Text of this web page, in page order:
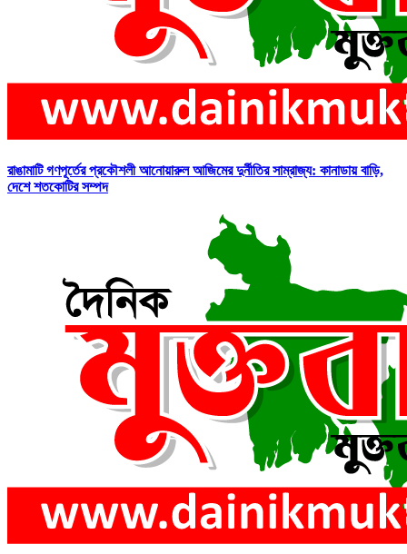
রাঙামাটি গণপূর্তের প্রকৌশলী আনোয়ারুল আজিমের দুর্নীতির সাম্রাজ্য: কানাডায় বাড়ি,
দেশে শতকোটির সম্পদ